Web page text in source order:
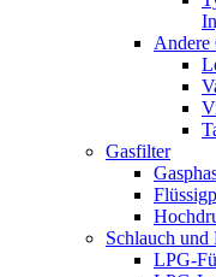
Andere
Gasfilter
Schlauch und
LPG-